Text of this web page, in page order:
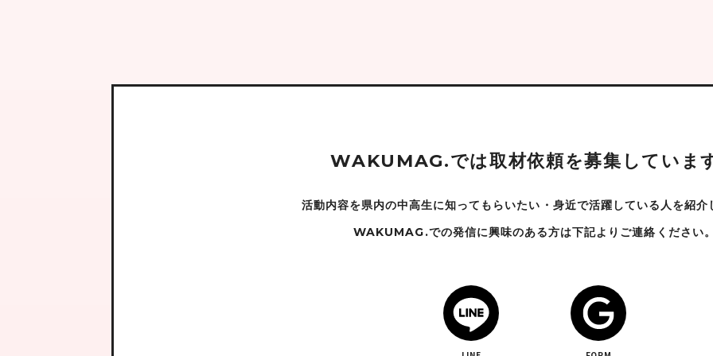
WAKU MAG.では取材依頼を募集 して い ま
活動内容を県内の中高生に知ってもらいたい・身近で活躍している人を紹介
WAKUMAG.での発信に興味のある方は下記よりご連絡ください。